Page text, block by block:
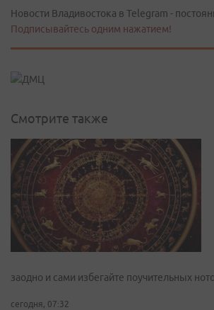
Новости Владивостока в Telegram -
Подписывайтесь одним нажатием!
Смотрите также
заодно и сами избегайте поучительных
сегодня, 07:32